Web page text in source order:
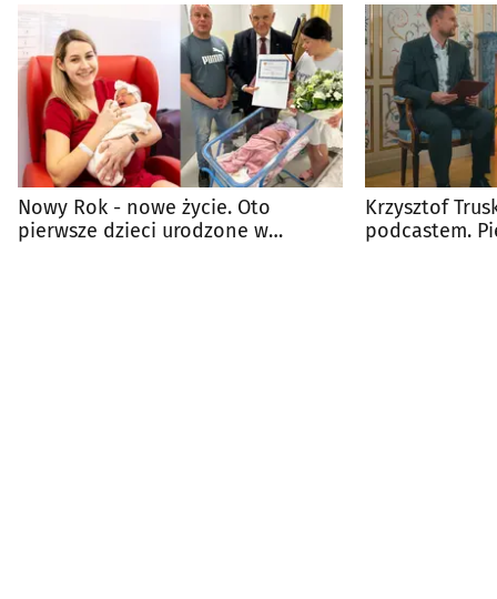
Nowy Rok - nowe życie. Oto
pierwsze dzieci urodzone w
Krzysztof
podcastem.